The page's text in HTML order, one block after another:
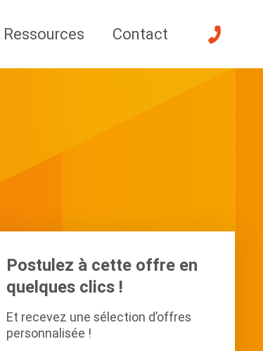
Ressources Contact
Postulez à cette offre en
quelques clics !
Et recevez une sélection d’offres
personnalisée !